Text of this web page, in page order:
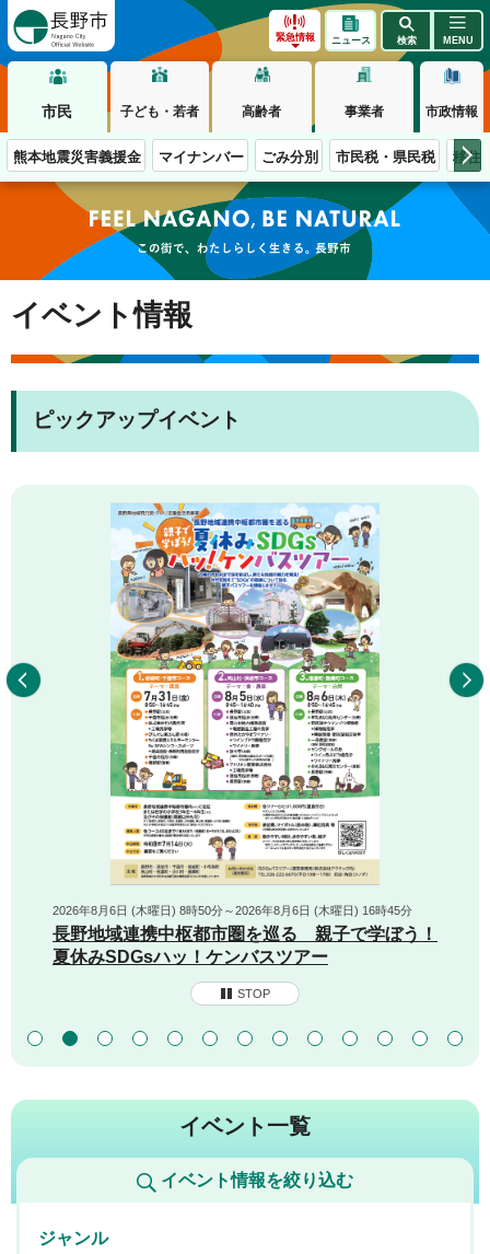
緊急情報 ニュース 検索 MENU
市民 子ども・若者 高齢者 事業者 市政情報
熊本地震災害義援金 マイナンバー ごみ分別 市民税・県民税 移住
この街で、わたしらしく生きる。長野市
イベント情報
ピックアップイベント
2026年8月6日 (木曜日) 8時50分～2026年8月6日 (木曜日) 16時45分
長野地域連携中枢都市圏を巡る 親子で学ぼう！
夏休みSDGsハッ！ケンバスツアー
STOP
イベント一覧
イベント情報を絞り込む
ジャンル